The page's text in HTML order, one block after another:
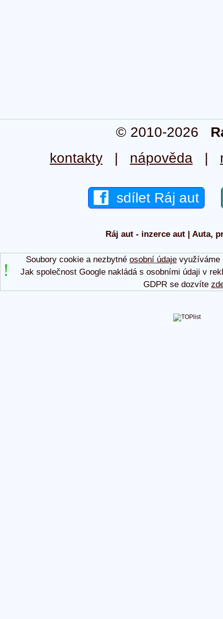
© 2010-2026
kontakty | nápověda |
sdílet Ráj aut
Ráj aut - inzerce aut | Auta,
Soubory cookie a nezbytné osobní údajevyužíváme
Jak společnost Google nakládá s osobními údaji v
GDPR se dozvíte